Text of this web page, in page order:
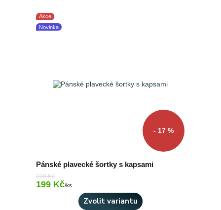
Akce
Novinka
- 17 %
Pánské plavecké šortky s kapsami
239 Kč
199 Kč/ks
Zvolit variantu